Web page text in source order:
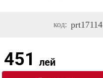
код: prt17114
451 лей